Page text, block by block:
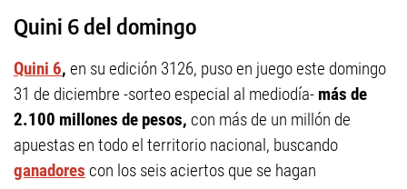
Quini 6 del domingo
Quini 6, en su edición 3126, puso en juego este domingo
31 de diciembre -sorteo especial al mediodía- más de
2.100 millones de pesos, con más de un millón de
apuestas en todo el territorio nacional, buscando
ganadores con los seis aciertos que se hagan